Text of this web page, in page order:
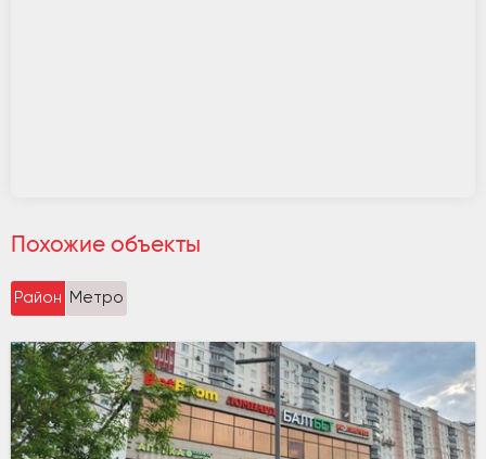
Похожие объекты
Район Метро